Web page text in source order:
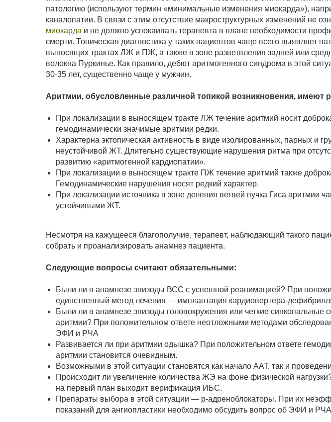
патологию (используют термин «минимальные изменения миокарда»),
каналопатии. В связи с этим отсутствие макроструктурных изменений не
миокарда и не должно успокаивать терапевта в плане необходимости
смерти. Топическая диагностика у таких пациентов чаще всего выявляет
выносящих трактах ЛЖ и ПЖ, а также в зоне разветвления задней или
волокна Пуркинье. Как правило, дебют аритмогенного синдрома в этой
30-35 лет, существенно чаще у мужчин.
Аритмии, обусловленные различной топикой возникновения, имеют
При локализации в выносящем тракте ЛЖ течение аритмий носит
гемодинамически значимые аритмии редки.
Характерна эктопическая активность в виде изолированных, парных и
неустойчивой ЖТ. Длительно существующие нарушения ритма при
развитию «аритмогенной кардиопатии».
При локализации в выносящем тракте ПЖ течение аритмий также
Гемодинамические нарушения носят редкий характер.
При локализации источника в зоне деления ветвей пучка Гиса аритмии
устойчивыми ЖТ.
Несмотря на кажущееся благополучие, терапевт, наблюдающий такого
собрать и проанализировать анамнез пациента.
Следующие вопросы считают обязательными:
Были ли в анамнезе эпизоды ВСС с успешной реанимацией? При
единственный метод лечения — имплантация кардиовертера-
Были ли в анамнезе эпизоды головокружения или четкие синкопальные
аритмии? При положительном ответе неотложными методами
ЭФИ и РЧА
Развивается ли при аритмии одышка? При положительном ответе
аритмии становится очевидным.
Возможными в этой ситуации становятся как начало ААТ, так и
Происходит ли увеличение количества ЖЭ на фоне физической
на первый план выходит верификация ИБС.
Препараты выбора в этой ситуации — р-адреноблокаторы. При их
показаний для ангиопластики необходимо обсудить вопрос об ЭФИ и